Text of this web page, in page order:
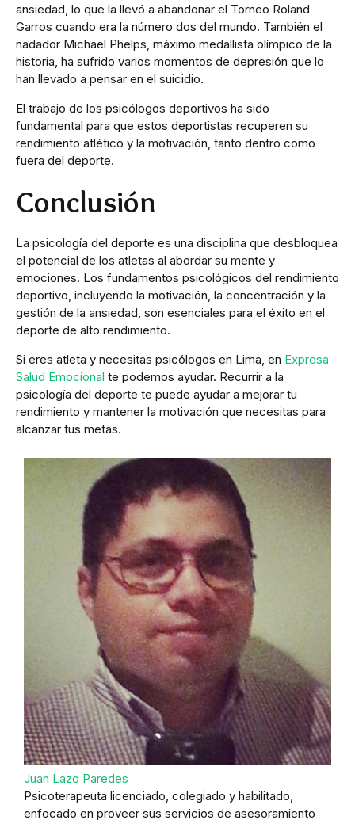
ansiedad, lo que la llevó a abandonar el Torneo Roland
Garros cuando era la número dos del mundo. También el
nadador Michael Phelps, máximo medallista olímpico de la
historia, ha sufrido varios momentos de depresión que lo
han llevado a pensar en el suicidio.
El trabajo de los psicólogos deportivos ha sido
fundamental para que estos deportistas recuperen su
rendimiento atlético y la motivación, tanto dentro como
fuera del deporte.
Conclusión
La psicología del deporte es una disciplina que desbloquea
el potencial de los atletas al abordar su mente y
emociones. Los fundamentos psicológicos del rendimiento
deportivo, incluyendo la motivación, la concentración y la
gestión de la ansiedad, son esenciales para el éxito en el
deporte de alto rendimiento.
Si eres atleta y necesitas psicólogos en Lima, en Expresa
Salud Emocional te podemos ayudar. Recurrir a la
psicología del deporte te puede ayudar a mejorar tu
rendimiento y mantener la motivación que necesitas para
alcanzar tus metas.
Juan Lazo Paredes
Psicoterapeuta licenciado, colegiado y habilitado,
enfocado en proveer sus servicios de asesoramiento